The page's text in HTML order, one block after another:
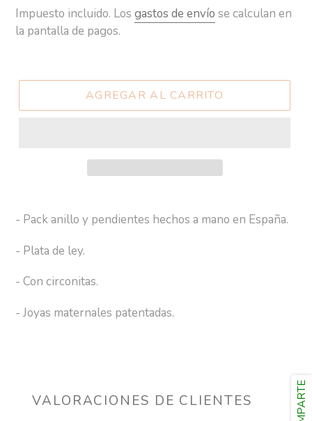
habitual de
oferta
Impuesto incluido. Los gastos de envío se calculan en
la pantalla de pagos.
AGREGAR AL CARRITO
el
a
carrito
compra
- Pack anillo y pendientes hechos a mano en España.
- Plata de ley.
- Con circonitas.
- Joyas maternales patentadas.
VALORACIONES DE CLIENTES